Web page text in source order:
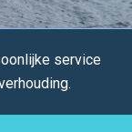
service